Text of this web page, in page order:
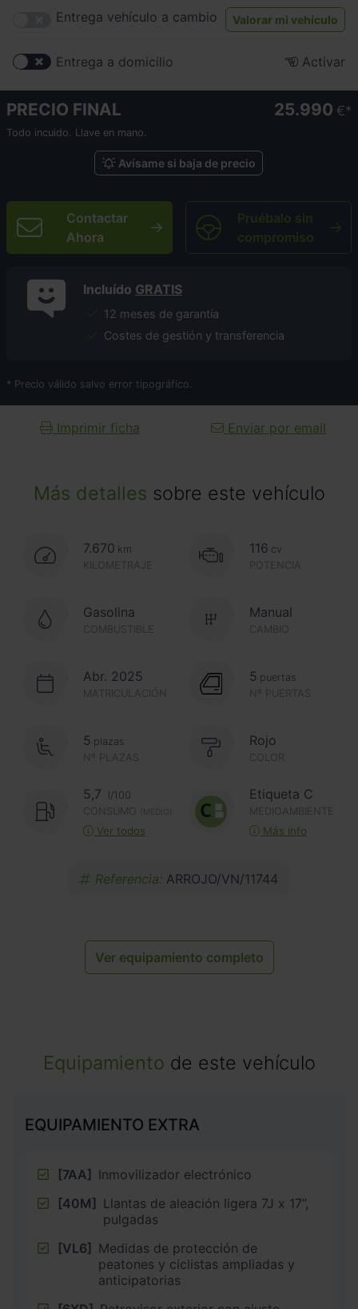
Más detalles sobre este vehículo
7.670 km
KILOMETRAJE
116 cv
POTENCIA
Gasolina
COMBUSTIBLE CAMBIO
Manual
Abr. 2025
MATRICULACIÓN Nº PUERTAS
5 puertas
Nº PLAZAS
5 plazas Rojo
COLOR
5,7
l/100
CONSUMO
(MEDIO)
Ver todos
Etiqueta C
MEDIOAMBIENTE
Más info
Referencia: ARROJO/VN/11744
Ver equipamiento completo
Entrega vehículo a cambio Valorar mi vehículo
Entrega a domicilio Activar
PRECIO FINAL 25.990 €
Todo incuido. Llave en mano.
Avísame si baja de precio
Contactar
Ahora
Pruébalo sin
compromiso
Incluído GRATIS
12 meses de garantía
Costes de gestión y transferencia
* Precio válido salvo error tipográfico.
Imprimir ficha Enviar por email
Equipamiento de este vehículo
EQUIPAMIENTO EXTRA
[7AA] Inmovilizador electrónico
[40M] Llantas de aleación ligera 7J x 17”,
pulgadas
[VL6] Medidas de protección de
peatones y ciclistas ampliadas y
anticipatorias